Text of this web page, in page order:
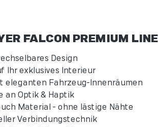
FALCON PREMIUM LINE
Design
Ihr exklusives Interieur
eleganten Fahrzeug-Innenräumen
an Optik & Haptik
Material - ohne lästige Nähte
Verbindungstechnik